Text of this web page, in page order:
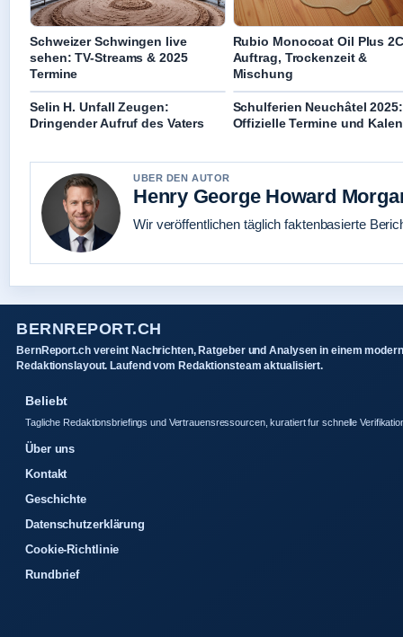
Schweizer Schwingen live
sehen: TV-Streams & 2025
Termine
Rubio Monocoat Oil Plus
Auftrag, Trockenzeit &
Mischung
Selin H. Unfall Zeugen:
Dringender Aufruf des Vaters
Schulferien Neuchâtel 2025:
Offizielle Termine und
UBER DEN AUTOR
Henry George Howard
Wir veröffentlichen täglich faktenbasierte
BERNREPORT.CH
BernReport.ch vereint Nachrichten, Ratgeber und Analysen in einem
Redaktionslayout. Laufend vom Redaktionsteam aktualisiert.
Beliebt
Tagliche Redaktionsbriefings und Vertrauensressourcen, kuratiert fur schnelle
Über uns
Kontakt
Geschichte
Datenschutzerklärung
Cookie-Richtlinie
Rundbrief